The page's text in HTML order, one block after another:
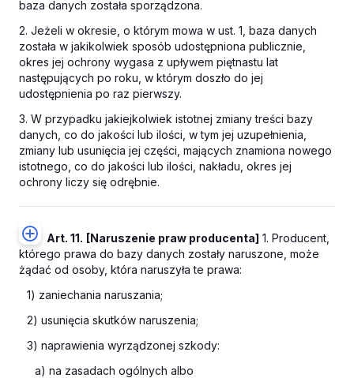
baza danych została sporządzona.
2. Jeżeli w okresie, o którym mowa w ust. 1, baza danych
została w jakikolwiek sposób udostępniona publicznie,
okres jej ochrony wygasa z upływem piętnastu lat
następujących po roku, w którym doszło do jej
udostępnienia po raz pierwszy.
3. W przypadku jakiejkolwiek istotnej zmiany treści bazy
danych, co do jakości lub ilości, w tym jej uzupełnienia,
zmiany lub usunięcia jej części, mających znamiona nowego
istotnego, co do jakości lub ilości, nakładu, okres jej
ochrony liczy się odrębnie.
Art. 11. [Naruszenie praw producenta] 1. Producent,
którego prawa do bazy danych zostały naruszone, może
żądać od osoby, która naruszyła te prawa:
1) zaniechania naruszania;
2) usunięcia skutków naruszenia;
3) naprawienia wyrządzonej szkody:
a) na zasadach ogólnych albo